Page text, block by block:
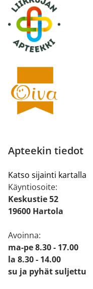
Apteekin tiedot
Katso sijainti kartalla
Käyntiosoite:
Keskustie 52
19600 Hartola
Avoinna:
ma-pe 8.30 - 17.00
la 8.30 - 14.00
su ja pyhät suljettu